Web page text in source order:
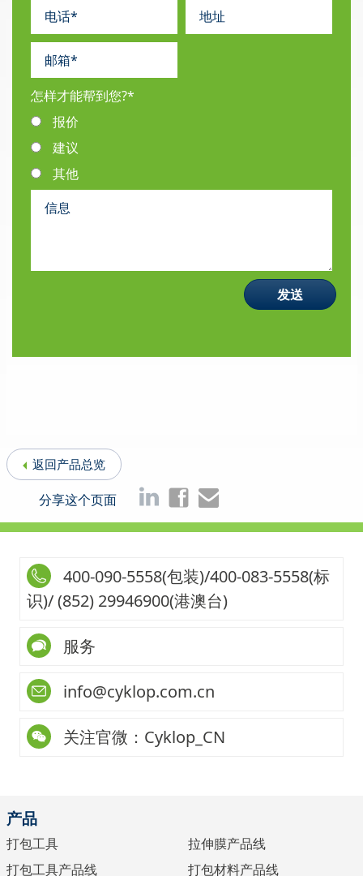
怎样才能帮到您?*
报价
建议
其他
返回产品总览
分享这个页面
400-090-5558(包装)/400-083-5558(标
识)/ (852) 29946900(港澳台)
服务
info@cyklop.com.cn
关注官微：Cyklop_CN
产品
打包工具
打包工具产品线
拉伸膜产品线
打包材料产品线